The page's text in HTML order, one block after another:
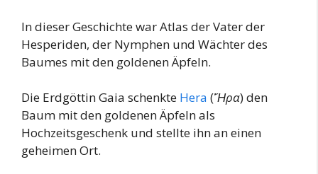
In dieser Geschichte war Atlas der Vater der
Hesperiden, der Nymphen und Wächter des
Baumes mit den goldenen Äpfeln.
Die Erdgöttin Gaia schenkte Hera (Ἥρα) den
Baum mit den goldenen Äpfeln als
Hochzeitsgeschenk und stellte ihn an einen
geheimen Ort.